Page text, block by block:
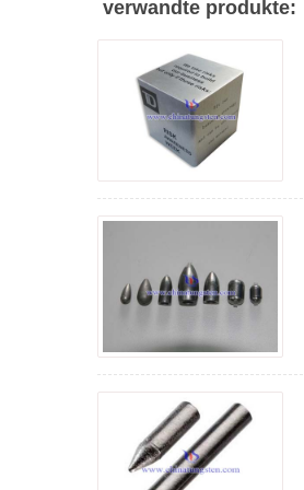
verwandte produkte: